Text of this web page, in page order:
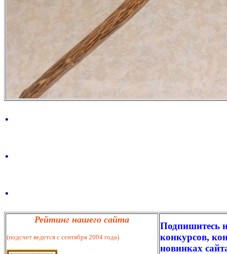
.
.
.
Рейтинг нашего сайта
(подсчет ведется с сентября 2004 года)
Подпишитесь
конкурсов,
новинках